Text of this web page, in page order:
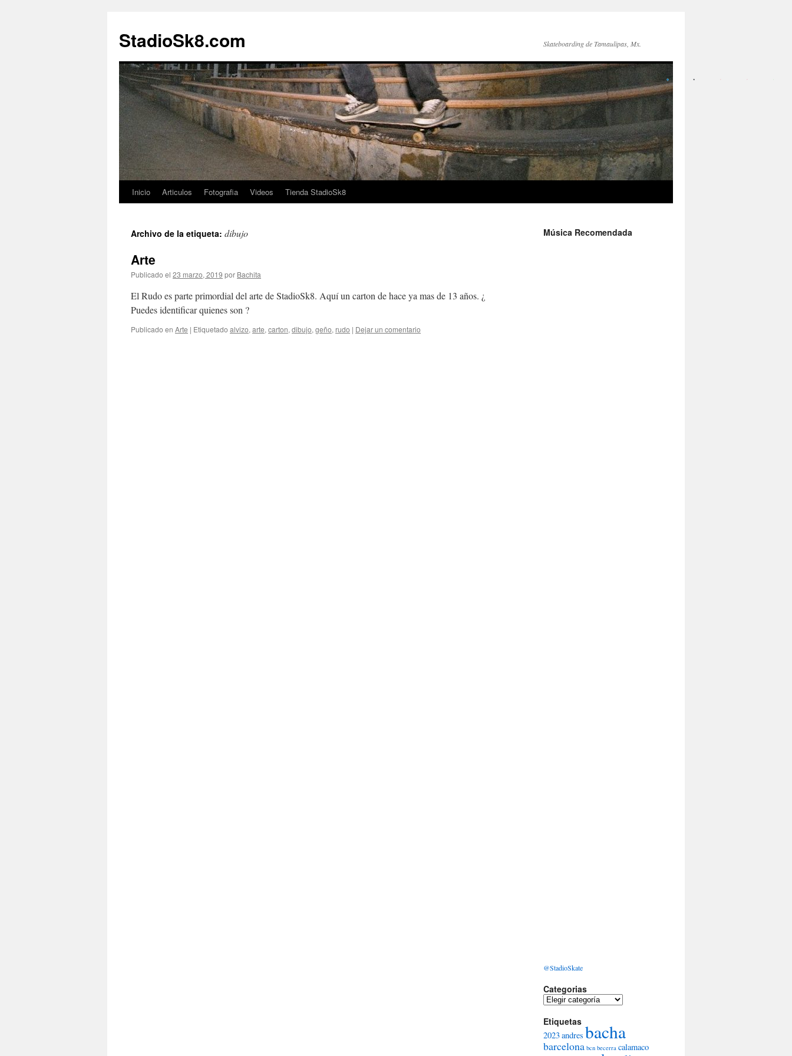
StadioSk8.com Skateboarding de Tamaulipas, Mx.
contenido
Inicio Articulos Fotografia Videos Tienda StadioSk8
Archivo de la etiqueta: dibujo
Arte
Publicado el 23 marzo, 2019 por Bachita
El Rudo es parte primordial del arte de StadioSk8. Aquí un carton de hace ya mas de 13 años. ¿
Puedes identificar quienes son ?
Publicado en Arte | Etiquetado alvizo, arte, carton, dibujo, geño, rudo | Dejar un comentario
Música Recomendada
@StadioSkate
Categorias
Categorias
Etiquetas
2023andres bacha
barcelona bcn becerra calamaco